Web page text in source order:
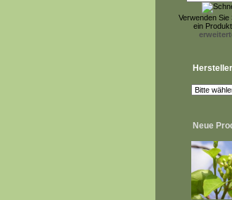
Verwenden Sie
ein
Hersteller
Neue